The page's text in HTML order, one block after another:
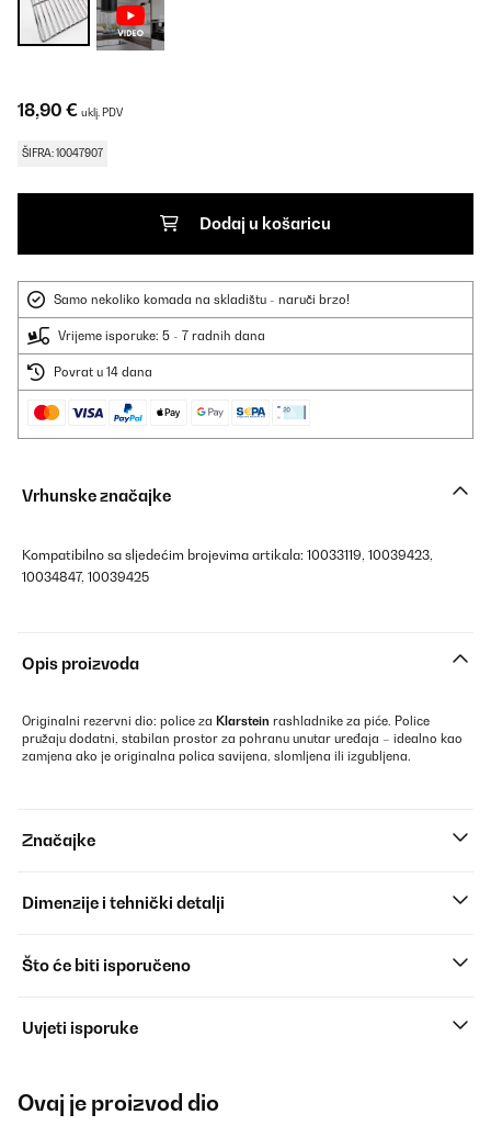
18,90 € uklj. PDV
ŠIFRA: 10047907
Dodaj u košaricu
Samo nekoliko komada na skladištu - naruči brzo!
Vrijeme isporuke: 5 - 7 radnih dana
Povrat u 14 dana
Vrhunske značajke
Kompatibilno sa sljedećim brojevima artikala: 10033119, 10039423,
10034847, 10039425
Opis proizvoda
Originalni rezervni dio: police za Klarstein rashladnike za piće. Police
pružaju dodatni, stabilan prostor za pohranu unutar uređaja – idealno kao
zamjena ako je originalna polica savijena, slomljena ili izgubljena.
Značajke
Dimenzije i tehnički detalji
Što će biti isporučeno
Uvjeti isporuke
Ovaj je proizvod dio